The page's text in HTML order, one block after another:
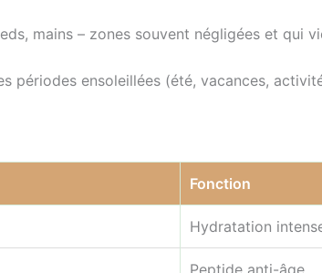
mains – zones souvent négligées et qui
périodes ensoleillées (été, vacances,
Fonction
Hydratation